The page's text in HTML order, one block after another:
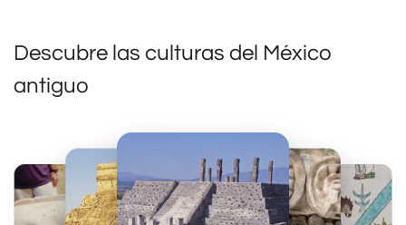
Descubre las culturas del México
antiguo